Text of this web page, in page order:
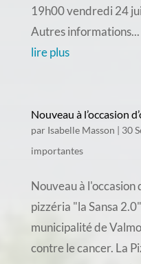
19h00 vendredi 24
Autres informations...
lire plus
Nouveau à l’occasion
par Isabelle Masson | 30
importantes
Nouveau à l'occasion
pizzéria "la Sansa
municipalité de
contre le cancer. La